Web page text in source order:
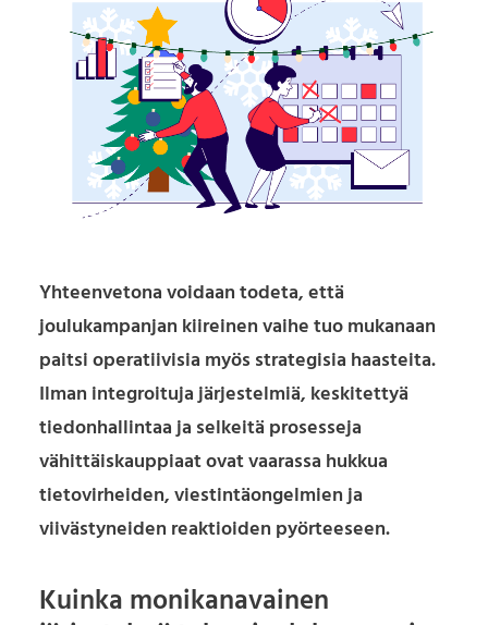
Yhteenvetona voidaan todeta, että
joulukampanjan kiireinen vaihe tuo mukanaan
paitsi operatiivisia myös strategisia haasteita.
Ilman integroituja järjestelmiä, keskitettyä
tiedonhallintaa ja selkeitä prosesseja
vähittäiskauppiaat ovat vaarassa hukkua
tietovirheiden, viestintäongelmien ja
viivästyneiden reaktioiden pyörteeseen.
Kuinka monikanavainen